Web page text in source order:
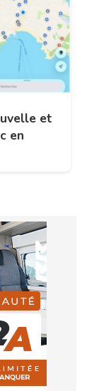
et
en